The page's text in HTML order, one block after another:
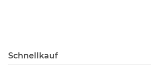
Schnellkauf